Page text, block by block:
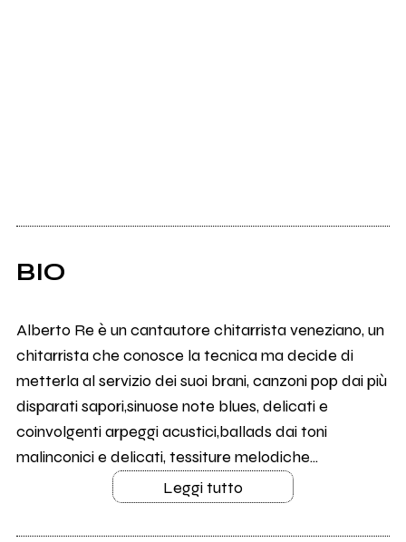
BIO
Alberto Re è un cantautore chitarrista veneziano, un
chitarrista che conosce la tecnica ma decide di
metterla al servizio dei suoi brani, canzoni pop dai più
disparati sapori,sinuose note blues, delicati e
coinvolgenti arpeggi acustici,ballads dai toni
malinconici e delicati, tessiture melodiche...
Leggi tutto